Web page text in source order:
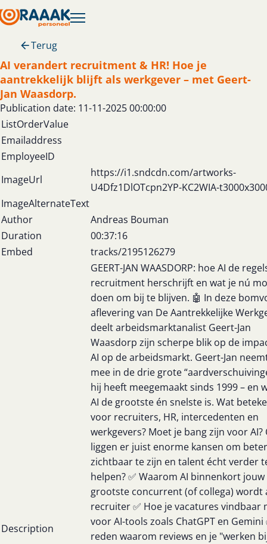
Terug
AI verandert recruitment & HR! Hoe je
aantrekkelijk blijft als werkgever – met Geert-
Jan Waasdorp.
Publication date: 11-11-2025 00:00:00
ListOrderValue
Emailaddress
EmployeeID
ImageUrl
https://i1.sndcdn.com/artworks-
U4Dfz1DlOTcpn2YP-KC2WIA-
ImageAlternateText
Author
Andreas Bouman
Duration
00:37:16
Embed
tracks/2195126279
Description
GEERT-JAN WAASDORP: hoe AI de
recruitment herschrijft en wat je nú
doen om bij te blijven. 🤖 In deze
aflevering van De Aantrekkelijke
deelt arbeidsmarktanalist Geert-Jan
Waasdorp zijn scherpe blik op de
AI op de arbeidsmarkt. Geert-Jan
mee in de drie grote
hij heeft meegemaakt sinds 1999 – en
AI de grootste én snelste is. Wat
voor recruiters, HR, intercedenten en
werkgevers? Moet je bang zijn voor AI?
liggen er juist enorme kansen om beter
zichtbaar te zijn en talent écht verder
helpen? ✅ Waarom AI binnenkort jouw
grootste concurrent (of collega) wordt
recruiter ✅ Hoe je vacatures vindbaar
voor AI-tools zoals ChatGPT en Gemini
reden waarom reviews en je "werken